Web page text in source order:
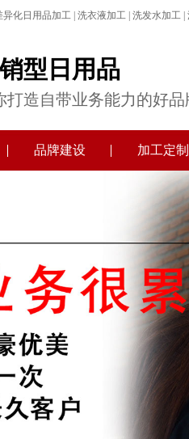
异化日用品加工 | 洗衣液加工 | 洗发水加工
型日用品
打造自带业务能力的好品
品牌建设 加工定制